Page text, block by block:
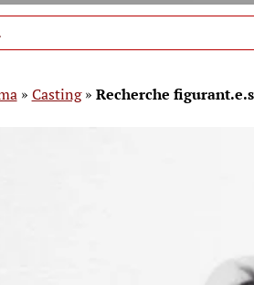
» Casting» Recherche